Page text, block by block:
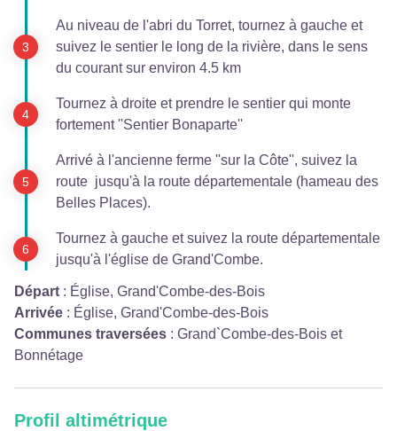
Au niveau de l'abri du Torret, tournez à gauche et
suivez le sentier le long de la rivière, dans le sens
du courant sur environ 4.5 km
Tournez à droite et prendre le sentier qui monte
fortement ''Sentier Bonaparte''
Arrivé à l'ancienne ferme ''sur la Côte'', suivez la
route jusqu'à la route départementale (hameau des
Belles Places).
Tournez à gauche et suivez la route départementale
jusqu'à l'église de Grand'Combe.
Départ : Église, Grand'Combe-des-Bois
Arrivée : Église, Grand'Combe-des-Bois
Communes traversées : Grand`Combe-des-Bois et
Bonnétage
Profil altimétrique